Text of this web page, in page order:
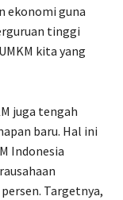
ekonomi guna
tinggi
kita yang
juga tengah
baru. Hal ini
Indonesia
Targetnya,